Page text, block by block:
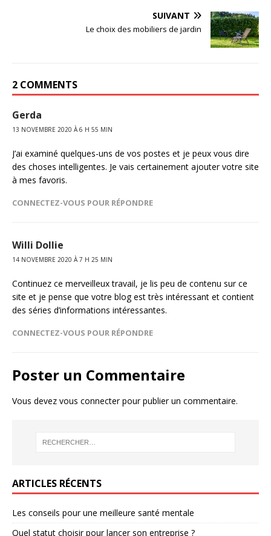
SUIVANT
Le choix des mobiliers de jardin
2 COMMENTS
Gerda
13 NOVEMBRE 2020 À 6 H 55 MIN
J’ai examiné quelques-uns de vos postes et je peux vous dire
des choses intelligentes. Je vais certainement ajouter votre site
à mes favoris.
CONNECTEZ-VOUS POUR RÉPONDRE
Willi Dollie
14 NOVEMBRE 2020 À 7 H 25 MIN
Continuez ce merveilleux travail, je lis peu de contenu sur ce
site et je pense que votre blog est très intéressant et contient
des séries d’informations intéressantes.
CONNECTEZ-VOUS POUR RÉPONDRE
Poster un Commentaire
Vous devez vous connecterpour publier un commentaire.
ARTICLES RÉCENTS
Les conseils pour une meilleure santé mentale
Quel statut choisir pour lancer son entreprise ?